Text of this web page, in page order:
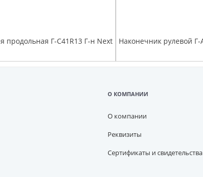
продольная Г-С41R13 Г-н Next
О КОМПАНИИ
О компании
Реквизиты
Сертификаты и свидетельства